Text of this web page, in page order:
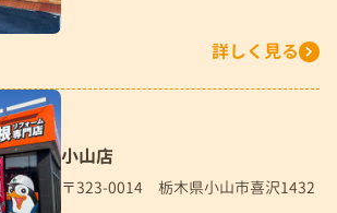
詳しく見る
小山店
〒323-0014 栃木県小山市喜沢1432